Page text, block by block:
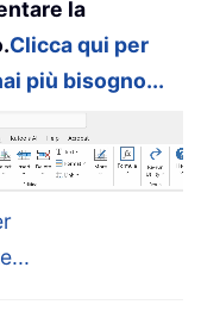
la
Clicca qui per
più bisogno...